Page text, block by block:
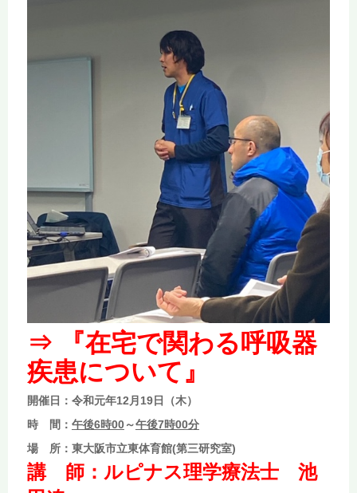
⇒ 『在宅で関わる呼吸器
疾患について』
開催日：令和元年12月19日（木）
時 間： 午後6時00～午後7時00分
場 所：東大阪市立東体育館(第三研究室)
講 師：ルピナス理学療法士 池